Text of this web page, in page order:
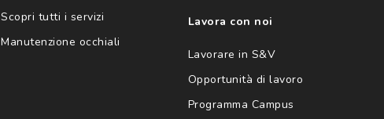
Scopri tutti i servizi
Manutenzione occhiali
Lavora con noi
Lavorare in S&V
Opportunità di lavoro
Programma Campus